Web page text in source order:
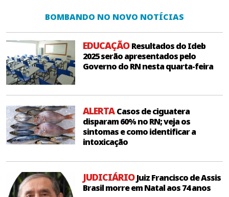
BOMBANDO NO NOVO NOTÍCIAS
EDUCAÇÃOResultados do Ideb
2025 serão apresentados pelo
Governo do RN nesta quarta-feira
ALERTACasos de ciguatera
disparam 60% no RN; veja os
sintomas e como identificar a
intoxicação
JUDICIÁRIOJuiz Francisco de Assis
Brasil morre em Natal aos 74 anos